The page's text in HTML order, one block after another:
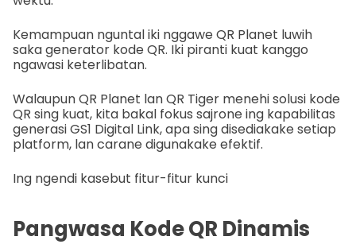
Kemampuan nguntal iki nggawe QR Planet luwih
saka generator kode QR. Iki piranti kuat kanggo
ngawasi keterlibatan.
Walaupun QR Planet lan QR Tiger menehi solusi kode
QR sing kuat, kita bakal fokus sajrone ing kapabilitas
generasi GS1 Digital Link, apa sing disediakake setiap
platform, lan carane digunakake efektif.
Ing ngendi kasebut fitur-fitur kunci
Pangwasa Kode QR Dinamis